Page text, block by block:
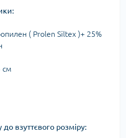
( Prolen Siltex )+ 25%
см
до взуттєвого розміру: